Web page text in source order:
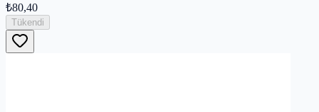
₺80,40
Tükendi